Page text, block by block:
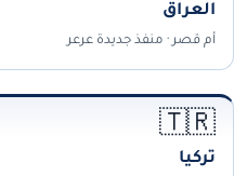
العراق
أم قصر · منفذ جديدة عرعر
🇹🇷
تركيا